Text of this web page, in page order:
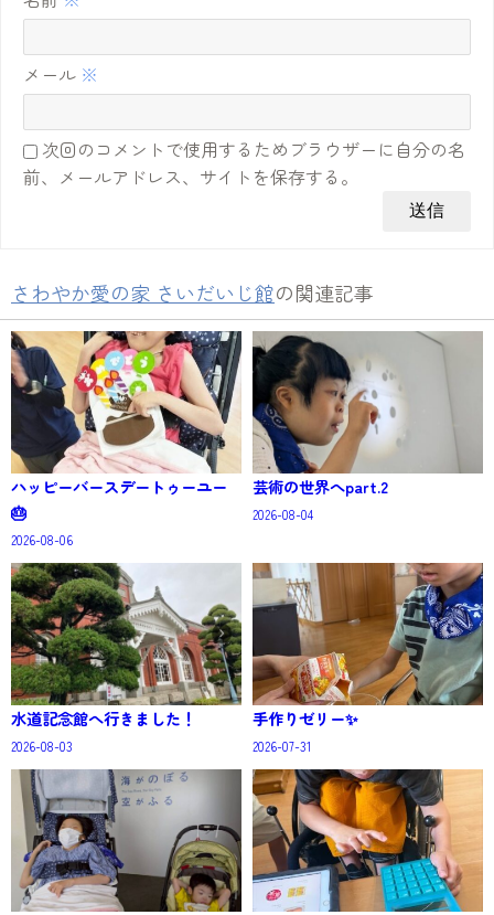
メール ※
次回のコメントで使用するためブラウザーに自分の名
前、メールアドレス、サイトを保存する。
さわやか愛の家 さいだいじ館の関連記事
ハッピーバースデートゥーユー
🎂
2026-08-06
芸術の世界へpart.2
2026-08-04
水道記念館へ行きました！
2026-08-03
手作りゼリー✨
2026-07-31